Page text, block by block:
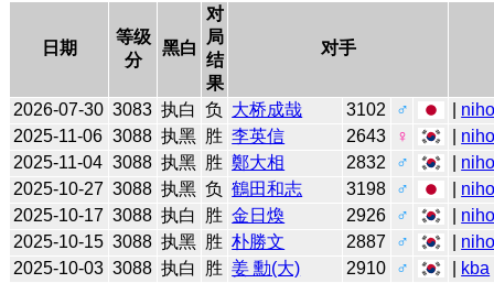
日期
等级
分
黑白
对
局
结
果
对手
2026-07-30 3083 执白 负 大桥成哉 3102 ♂
2025-11-06 3088 执黑 胜 李英信 2643 ♀
2025-11-04 3088 执黑 胜 鄭大相 2832 ♂
2025-10-27 3088 执黑 负 鶴田和志 3198 ♂
2025-10-17 3088 执白 胜 金日煥 2926 ♂
2025-10-15 3088 执黑 胜 朴勝文 2887 ♂
2025-10-03 3088 执白 胜 姜 勳(大) 2910 ♂ kba